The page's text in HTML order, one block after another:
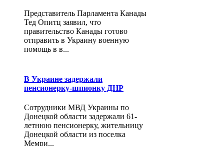
Представитель Парламента Канады
Тед Опитц заявил, что
правительство Канады готово
отправить в Украину военную
помощь в в...
В Украине задержали
пенсионерку-шпионку ДНР
Сотрудники МВД Украины по
Донецкой области задержали 61-
летнюю пенсионерку, жительницу
Донецкой области из поселка
Мемри...